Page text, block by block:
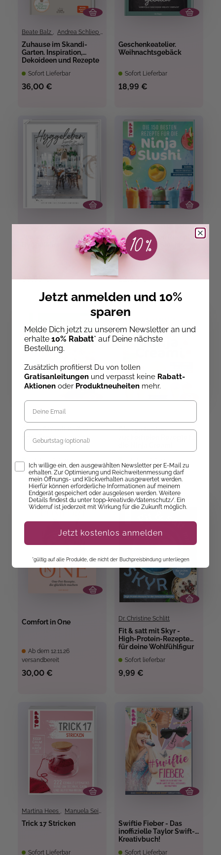
Beate Balz , Andrea Schliep ,
Zuhause im Skandi-
Garten. Inspiration,
Dekoideen und Rezepte
Dezember
Sofort Lieferbar
36,00 €
Geschenkeatelier.
Weihnachtsgebäck
Sofort Lieferbar
18,99 €
Jeanne d'Arc Living.
39,95 €
Die 150 besten Rezepte
für die Ninja Slushi
12,99 €
Green DIY mit Kaffee
oder Tee
19,99 €
Die 150 besten
14,99 €
Comfort in One
Ab dem 12.11.26
versandbereit
30,00 €
Dr. Christine Schlitt
Fit & satt mit Skyr -
High-Protein-Rezepte
für deine Wohlfühlfigur
Sofort lieferbar
9,99 €
Martina Hees , Manuela Seitter
Trick 17 Stricken
Sofort Lieferbar
Swiftie Fieber - Das
inoffizielle Taylor Swift-
Kreativbuch!
Sofort Lieferbar
Jetzt anmelden und 10%
sparen
Melde Dich jetzt zu unserem Newsletter an und
erhalte 10% Rabatt* auf Deine nächste
Bestellung.
Zusätzlich profitierst Du von tollen
Gratisanleitungen und verpasst keine Rabatt-
Aktionen oder Produktneuheiten mehr.
Geburtstag
Opt-InIch willige ein, den ausgewählten Newsletter per E-Mail zu
erhalten. Zur Optimierung und Reichweitenmessung darf
mein Öffnungs- und Klickverhalten ausgewertet werden.
Hierfür können erforderliche Informationen auf meinem
Endgerät gespeichert oder ausgelesen werden. Weitere
Details findest du unter topp-kreativ.de/datenschutz/. Ein
Widerruf ist jederzeit mit Wirkung für die Zukunft möglich.
Jetzt kostenlos anmelden
*gültig auf alle Produkte, die nicht der Buchpreisbindung unterliegen